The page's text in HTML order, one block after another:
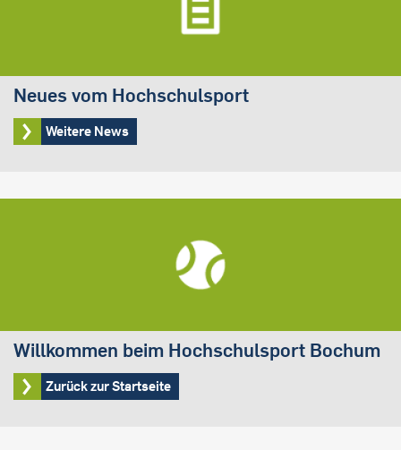
Neues vom Hochschulsport
Weitere News
Willkommen beim Hochschulsport Bochum
Zurück zur Startseite